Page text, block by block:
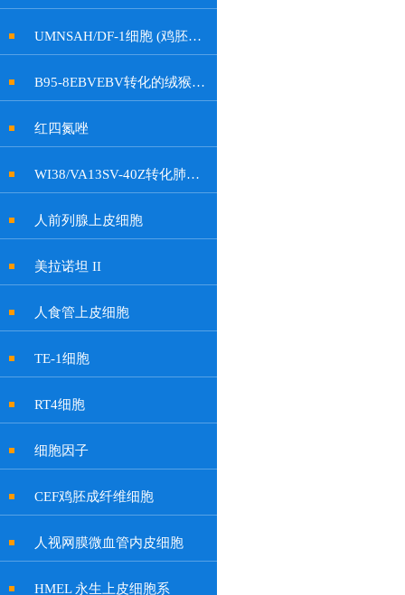
UMNSAH/DF-1细胞 (鸡胚成纤维细胞)
B95-8EBVEBV转化的绒猴白细胞
红四氮唑
WI38/VA13SV-40Z转化肺成纤维细胞
人前列腺上皮细胞
美拉诺坦 II
人食管上皮细胞
TE-1细胞
RT4细胞
细胞因子
CEF鸡胚成纤维细胞
人视网膜微血管内皮细胞
HMEL 永生上皮细胞系